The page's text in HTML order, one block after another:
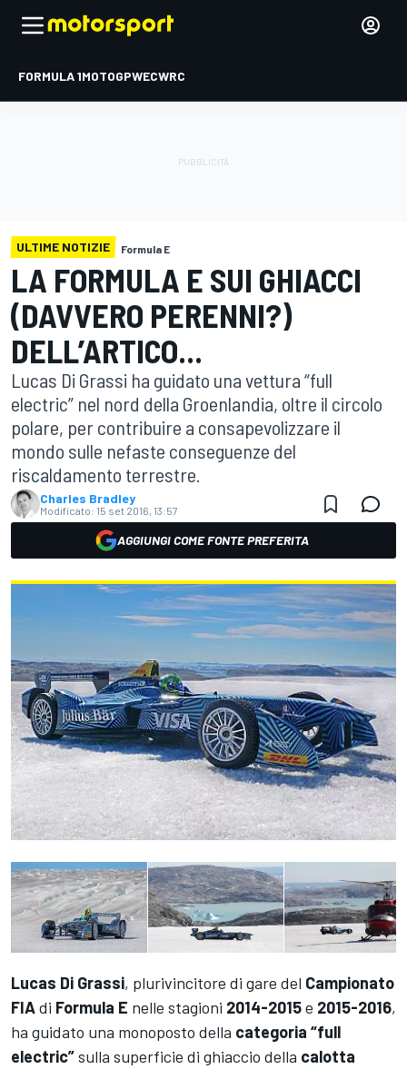
FORMULA 1MOTOGPWECWRC
ULTIME NOTIZIE Formula E
LA FORMULA E SUI GHIACCI
(DAVVERO PERENNI?)
DELL’ARTICO...
Lucas Di Grassi ha guidato una vettura “full
electric” nel nord della Groenlandia, oltre il circolo
polare, per contribuire a consapevolizzare il
mondo sulle nefaste conseguenze del
riscaldamento terrestre.
Charles Bradley
Modificato: 15 set 2016, 13:57
AGGIUNGI COME FONTE PREFERITA
Lucas Di Grassi, plurivincitore di gare del Campionato
FIAdi Formula E nelle stagioni 2014-2015e 2015-2016,
ha guidato una monoposto della categoria “full
electric”sulla superficie di ghiaccio della calotta